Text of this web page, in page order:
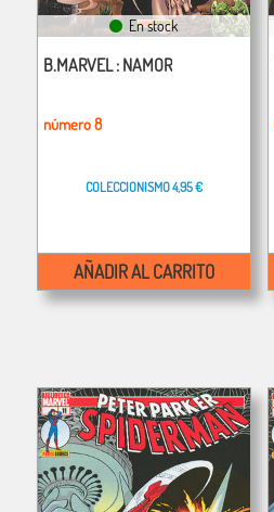
En stock
B.MARVEL : NAMOR
número 8
COLECCIONISMO4,95 €
AÑADIR AL CARRITO